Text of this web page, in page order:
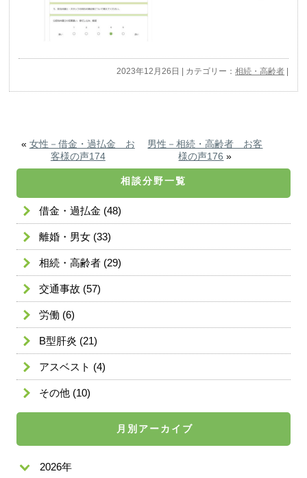
2023年12月26日 | カテゴリー：相続・高齢者
« 女性－借金・過払金 お
客様の声174
男性－相続・高齢者 お客
様の声176 »
相談分野一覧
借金・過払金 (48)
離婚・男女 (33)
相続・高齢者 (29)
交通事故 (57)
労働 (6)
B型肝炎 (21)
アスベスト (4)
その他 (10)
月別アーカイブ
2026年